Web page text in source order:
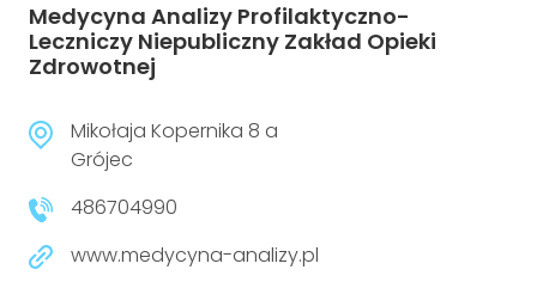
Medycyna Analizy Profilaktyczno-
Leczniczy Niepubliczny Zakład Opieki
Zdrowotnej
Mikołaja Kopernika 8 a
Grójec
486704990
www.medycyna-analizy.pl